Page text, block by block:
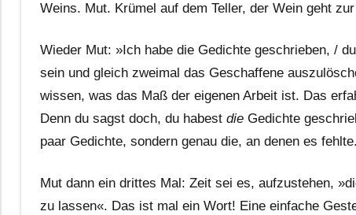
Weins. Mut. Krümel auf dem Teller, der Wein geht
Wieder Mut: »Ich habe die Gedichte geschrieben, /
sein und gleich zweimal das Geschaffene
wissen, was das Maß der eigenen Arbeit ist. Das
Denn du sagst doch, du habest die Gedichte
paar Gedichte, sondern genau die, an denen es fehlte.
Mut dann ein drittes Mal: Zeit sei es, aufzustehen,
zu lassen«. Das ist mal ein Wort! Eine einfache